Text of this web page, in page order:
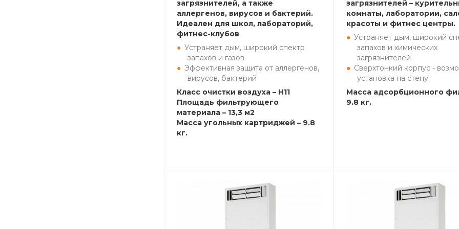
загрязнителей, а также
аллергенов, вирусов и бактерий.
Идеален для школ, лабораторий,
фитнес-клубов
Устраняет дым, широкий спектр
запахов и газов
Эффективная защита от аллергенов,
вирусов, бактерий
Класс очистки воздуха – H11
Площадь фильтрующего
материала – 13,3 м2
Масса угольных картриджей – 9.8
кг.
загрязнителей –
комнаты, лаборатории,
красоты и фитнес центры.
Устраняет дым, широкий
запахов и химических
загрязнителей
Сверхтонкий корпус -
установка на стену
Масса адсорбционного
9.8 кг.